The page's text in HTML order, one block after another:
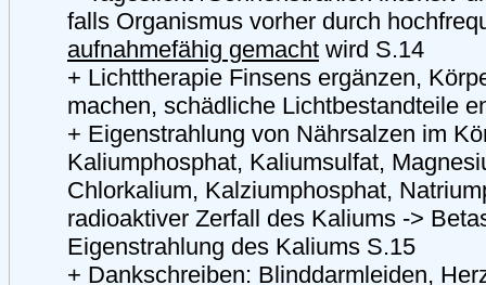
falls Organismus vorher durch
aufnahmefähig gemacht wird S.14
+ Lichttherapie Finsens ergänzen,
machen, schädliche Lichtbestandteile
+ Eigenstrahlung von Nährsalzen im
Kaliumphosphat, Kaliumsulfat,
Chlorkalium, Kalziumphosphat,
radioaktiver Zerfall des Kaliums ->
Eigenstrahlung des Kaliums S.15
+ Dankschreiben: Blinddarmleiden,